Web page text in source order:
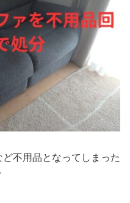
不用品となってしまった